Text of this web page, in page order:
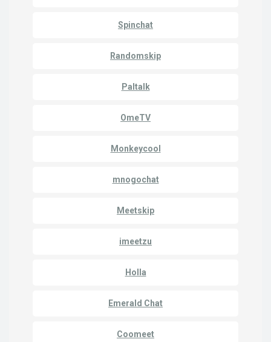
Spinchat
Randomskip
Paltalk
OmeTV
Monkeycool
mnogochat
Meetskip
imeetzu
Holla
Emerald Chat
Coomeet